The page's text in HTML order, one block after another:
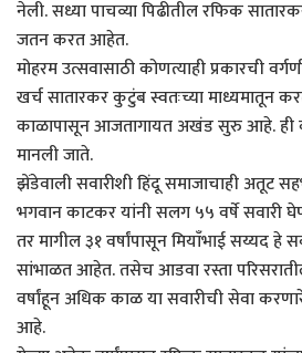
नेली. सध्या पाचव्या पिढीतील रफिक
जतन करत आहेत.
मोहरम उत्सवासाठी कोणत्याही प्रकारची
खर्च सातारकर कुटुंब स्वतःच्या माध्यमातून
काळापासून आजतागायत अखंड सुरु आहे. ही
मानली जाते.
झेंडेवाली सवारीशी हिंदू समाजाचाही अतूट
भगवान काटकर यांनी सलग ५५ वर्षे सवारी
तर मागील ३१ वर्षांपासून मियाॅंभाई सय्यद हे
सांभाळत आहेत. तसेच आडवा रस्ता
वर्षांहून अधिक काळ या सवारीची सेवा
आहे.